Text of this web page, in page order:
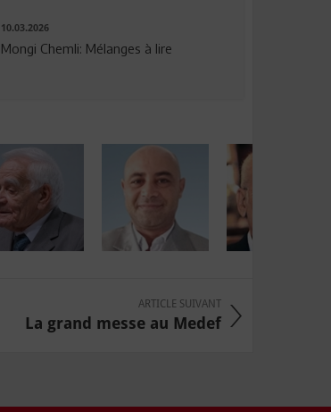
10.03.2026
Mongi Chemli: Mélanges à lire
ARTICLE SUIVANT
La grand messe au Medef